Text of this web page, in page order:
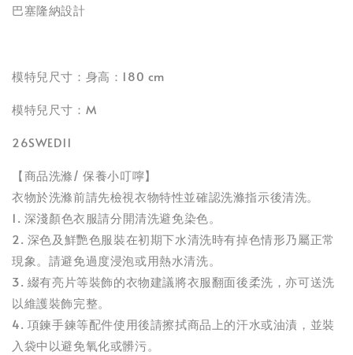
巴塞隆納設計
模特兒尺寸：身高：180 cm
模特兒尺寸：M
26SWED11
【商品洗滌/ 保養小叮嚀】
衣物於洗滌前請先檢視衣物特性並確認洗滌指示後清洗。
1. 深淺顏色衣服請分開清洗避免染色。
2. 深色及鮮艷色服裝在初期下水清洗時有掉色情形乃屬正常
現象。請避免過度浸泡或用熱水清洗。
3. 綴有亮片等裝飾的衣物建議將衣服翻面後柔洗，亦可送洗
以維護裝飾完整。
4. 項鍊手鍊等配件使用後請擦拭商品上的汗水或油漬，並裝
入袋中以避免氧化或髒污。